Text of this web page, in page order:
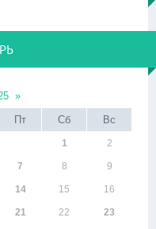
»
Пт Сб Вс
1 2
7 8 9
14 15 16
21 22 23